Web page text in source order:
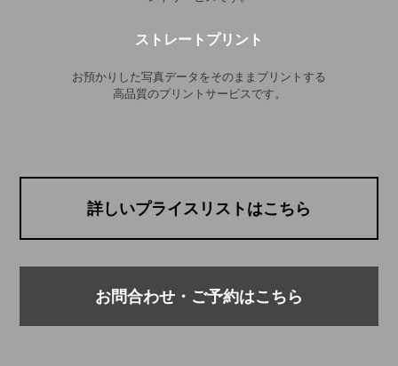
ストレートプリント
お預かりした写真データをそのままプリントする
高品質のプリントサービスです。
詳しいプライスリストはこちら
お問合わせ・ご予約はこちら